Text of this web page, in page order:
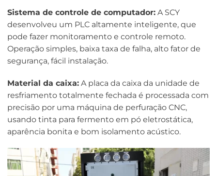
Sistema de controle de computador: A SCY
desenvolveu um PLC altamente inteligente, que
pode fazer monitoramento e controle remoto.
Operação simples, baixa taxa de falha, alto fator de
segurança, fácil instalação.
Material da caixa: A placa da caixa da unidade de
resfriamento totalmente fechada é processada com
precisão por uma máquina de perfuração CNC,
usando tinta para fermento em pó eletrostática,
aparência bonita e bom isolamento acústico.